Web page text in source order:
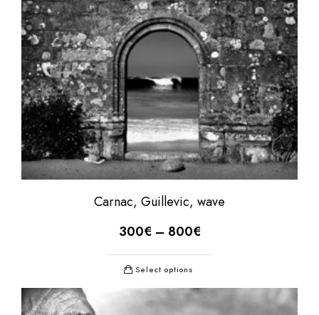
Carnac, Guillevic, wave
300€ – 800€
Select options